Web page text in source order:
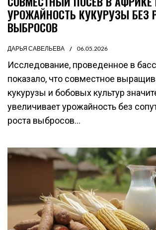
УРОЖАЙНОСТЬ КУКУРУЗЫ БЕЗ
ВЫБРОСОВ
ДАРЬЯ САВЕЛЬЕВА 06.05.2026
Исследование, проведенное в
показало, что совместное
кукурузы и бобовых культур
увеличивает урожайность без
роста выбросов...